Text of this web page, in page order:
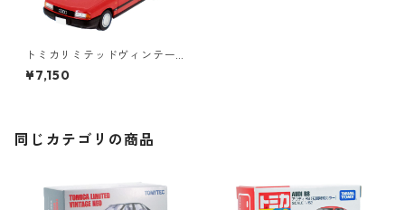
トミカリミテッドヴィンテー
ジネオ LV-N81b アウディ80 2.
0E ヨーロッパ #36250975
¥7,150
同じカテゴリの商品